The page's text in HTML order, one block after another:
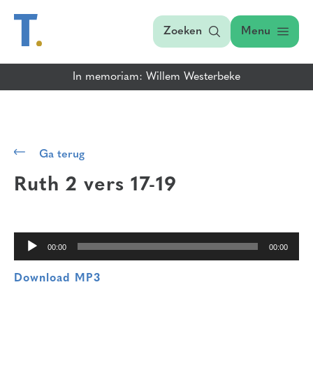
Zoeken Menu
In memoriam: Willem Westerbeke
Ga terug
Ruth 2 vers 17-19
00:00 00:00
Download MP3